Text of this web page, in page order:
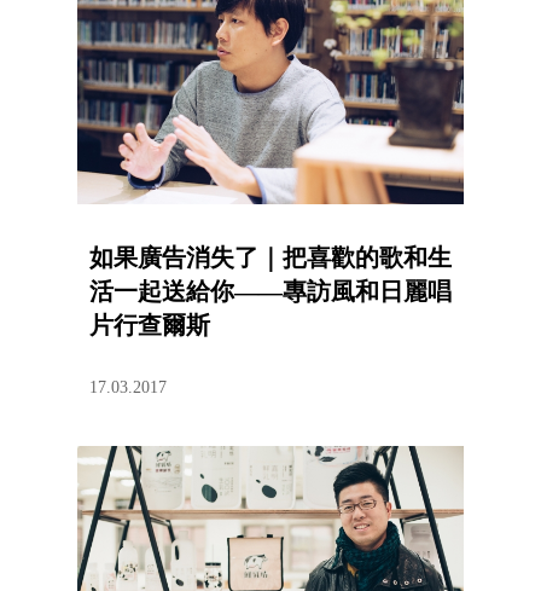
如果廣告消失了｜把喜歡的歌和生
活一起送給你——專訪風和日麗唱
片行查爾斯
17.03.2017